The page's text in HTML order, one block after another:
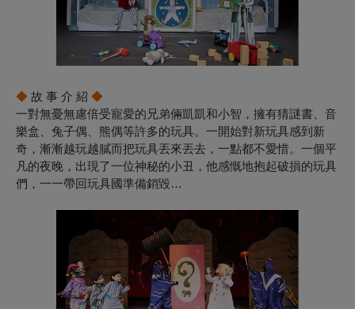
◆ 故 事 介 紹 ◆
一對無憂無慮倍受寵愛的兄弟倆凱凱和小智，擁有猜謎書、音
樂盒、兔子偶、熊偶等許多的玩具。一開始對新玩具感到新
奇，漸漸越玩越膩而把玩具丟來丟去，一點都不愛惜。一個平
凡的夜晚，出現了一位神秘的小丑，他感慨地抱起破損的玩具
們，一一帶回玩具國準備銷毀…